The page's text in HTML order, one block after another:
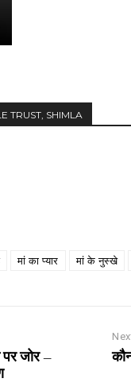
TRUST, SHIMLA
मां का प्यार मां के नुस्खे
जोर –